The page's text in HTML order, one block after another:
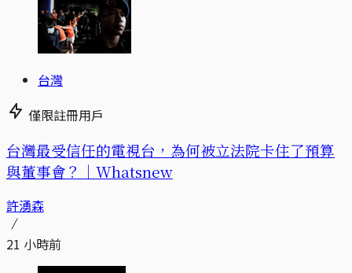
台灣
僅限註冊用戶
台灣最受信任的電視台，為何被立法院卡住了預算
與董事會？｜Whatsnew
許湧森
21 小時前